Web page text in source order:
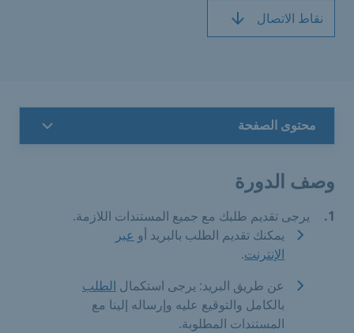
نقاط الاتصال
محتوى الصفحة
وصف الدورة
يرجى تقديم طلبك مع جميع المستندات اللازمة.
يمكنك تقديم الطلب بالبريد أو عبر
الإنترنت.
عن طريق البريد: يرجى استكمال الطلب
بالكامل والتوقيع عليه وإرساله إلينا مع
المستندات المطلوبة.